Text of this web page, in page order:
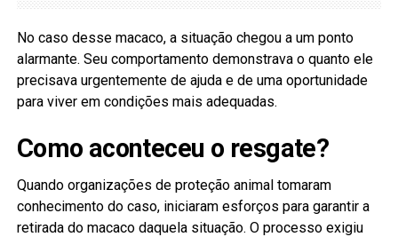
No caso desse macaco, a situação chegou a um ponto
alarmante. Seu comportamento demonstrava o quanto ele
precisava urgentemente de ajuda e de uma oportunidade
para viver em condições mais adequadas.
Como aconteceu o resgate?
Quando organizações de proteção animal tomaram
conhecimento do caso, iniciaram esforços para garantir a
retirada do macaco daquela situação. O processo exigiu